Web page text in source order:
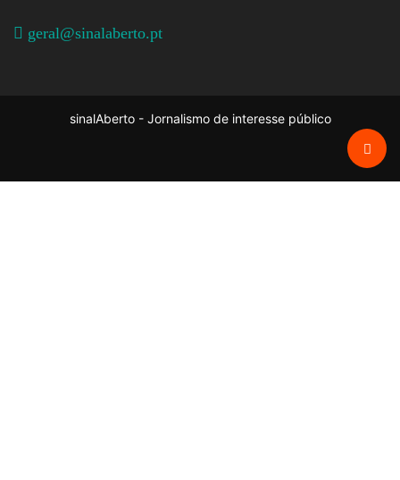
geral@sinalaberto.pt
sinalAberto - Jornalismo de interesse público